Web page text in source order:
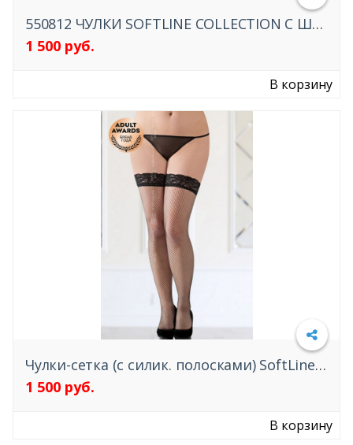
550812 ЧУЛКИ SOFTLINE COLLECTION С ШИРОКОЙ КРУЖЕВНОЙ РЕЗИНКОЙ
1 500 руб.
В корзину
Чулки-сетка (c силик. полосками) SoftLine Collection, чёрный, XXL
1 500 руб.
В корзину